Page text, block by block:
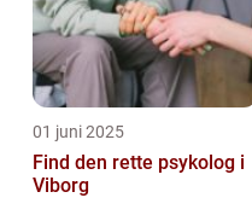
01 juni 2025
Find den rette psykolog i
Viborg